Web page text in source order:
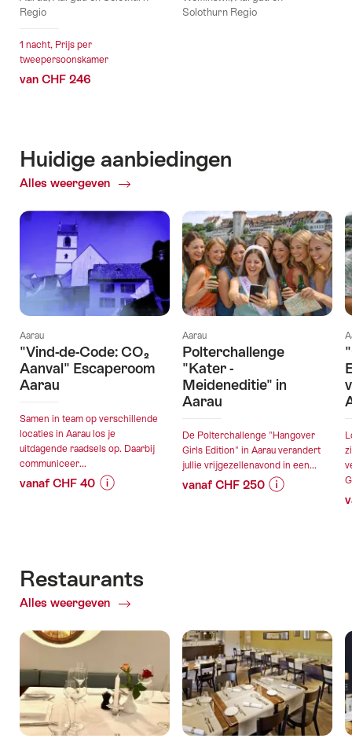
Regio
1 nacht, Prijs per
tweepersoonskamer
van CHF 246
Solothurn Regio
Huidige aanbiedingen
Alles weergeven
Huidige
Aarau
"Vind-de-Code: CO₂
Aanval" Escaperoom
Aarau
Samen in team op verschillende
locaties in Aarau los je
uitdagende raadsels op. Daarbij
communiceer...
vanaf CHF 40
Code:
CO₂
geldig:07.08.2026
31.12.2026
Aarau
Polterchallenge
"Kater -
Meideneditie" in
Aarau
De Polterchallenge "Hangover
Girls Edition" in Aarau verandert
jullie vrijgezellenavond in een...
vanaf CHF 250
Prijsinformatie
Aarau”
02.08.2027
Restaurants
Alles weergeven
of